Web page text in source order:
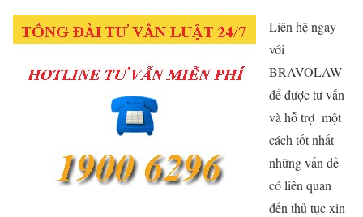
Liên hệ ngay
với
BRAVOLAW
để được tư vấn
và hỗ trợ một
cách tốt nhất
những vấn đề
có liên quan
đến thủ tục xin